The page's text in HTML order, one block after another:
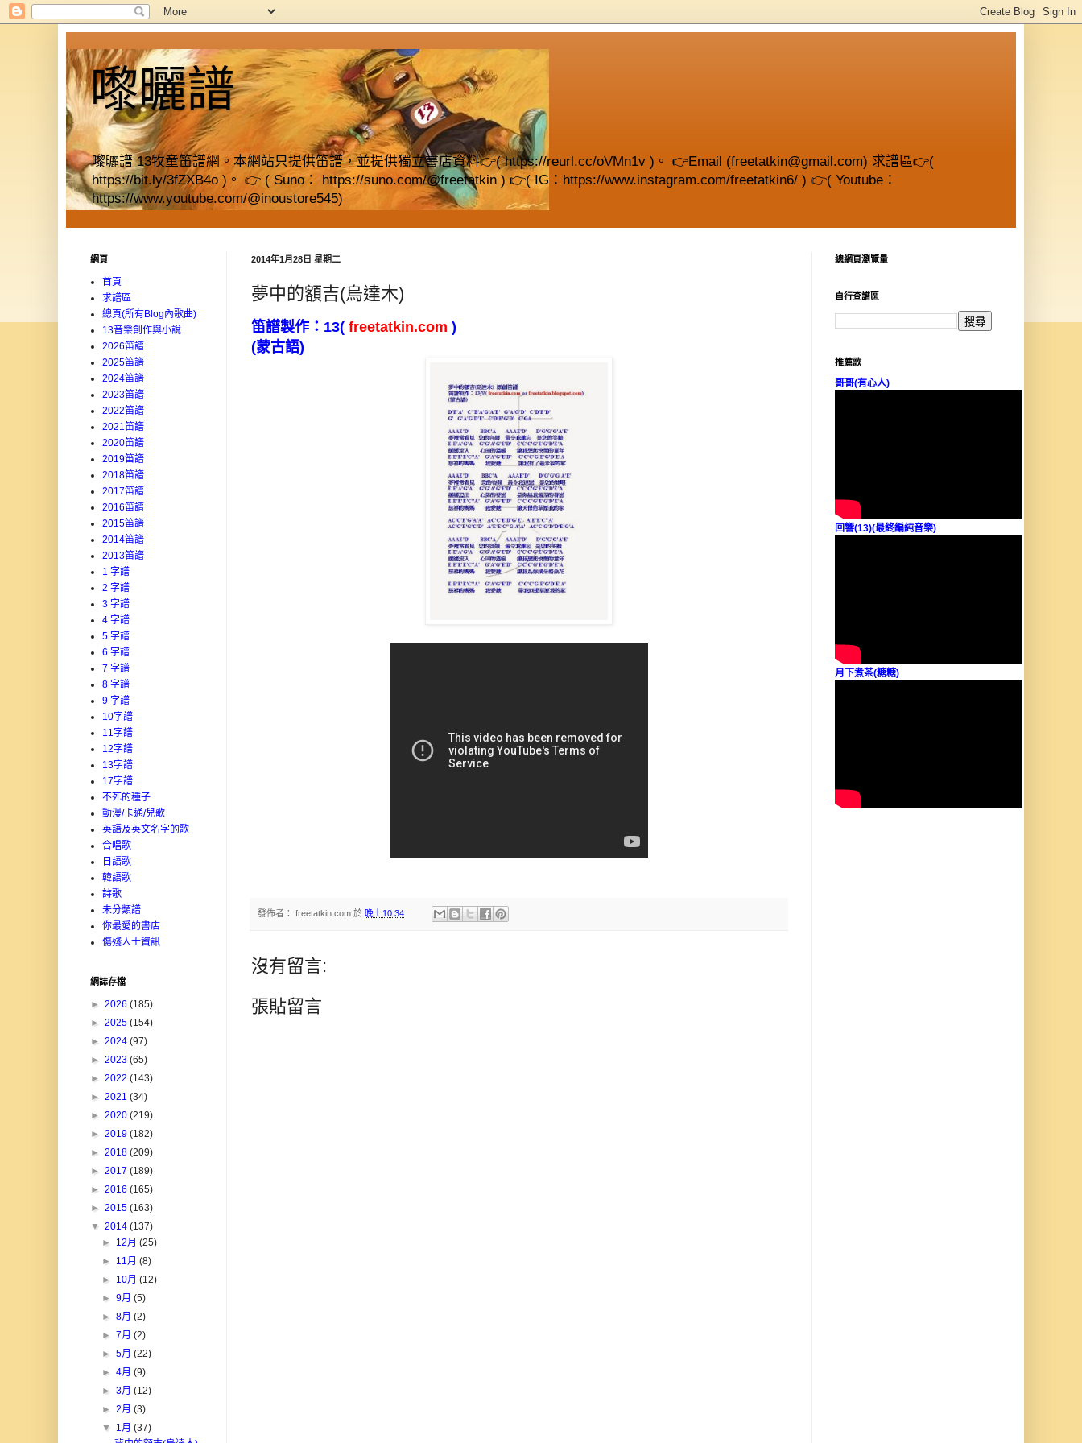
嚟曬譜
嚟曬譜 13牧童笛譜網。本網站只提供笛譜，並提供獨立書店資料👉( https://reurl.cc/oVMn1v )。 👉Email (freetatkin@gmail.com) 求譜區👉(
https://bit.ly/3fZXB4o )。 👉 ( Suno： https://suno.com/@freetatkin ) 👉( IG：https://www.instagram.com/freetatkin6/ ) 👉( Youtube：
https://www.youtube.com/@inoustore545)
2014年1月28日 星期二
夢中的額吉(烏達木)
笛譜製作： 13( freetatkin.com )
(蒙古語)
發佈者： freetatkin.com 於 晚上10:34
沒有留言:
張貼留言
網頁
首頁
求譜區
總頁(所有Blog內歌曲)
13音樂創作與小說
2026笛譜
2025笛譜
2024笛譜
2023笛譜
2022笛譜
2021笛譜
2020笛譜
2019笛譜
2018笛譜
2017笛譜
2016笛譜
2015笛譜
2014笛譜
2013笛譜
1 字譜
2 字譜
3 字譜
4 字譜
5 字譜
6 字譜
7 字譜
8 字譜
9 字譜
10字譜
11字譜
12字譜
13字譜
17字譜
不死的種子
動漫/卡通/兒歌
英語及英文名字的歌
合唱歌
日語歌
韓語歌
詩歌
未分類譜
你最愛的書店
傷殘人士資訊
網誌存檔
► 2026 (185)
► 2025 (154)
► 2024 (97)
► 2023 (65)
► 2022 (143)
► 2021 (34)
► 2020 (219)
► 2019 (182)
► 2018 (209)
► 2017 (189)
► 2016 (165)
► 2015 (163)
▼ 2014 (137)
► 12月(25)
► 11月(8)
► 10月(12)
►9月(5)
►8月(2)
►7月(2)
►5月(22)
►4月(9)
►3月(12)
►2月(3)
▼ 1月(37)
總網頁瀏覽量
自行查譜區
推薦歌
哥哥(有心人)
回響(13)(最終編純音樂)
月下煮茶(糖糖)